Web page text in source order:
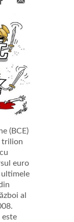
(BCE)
trilion
euro
al
este